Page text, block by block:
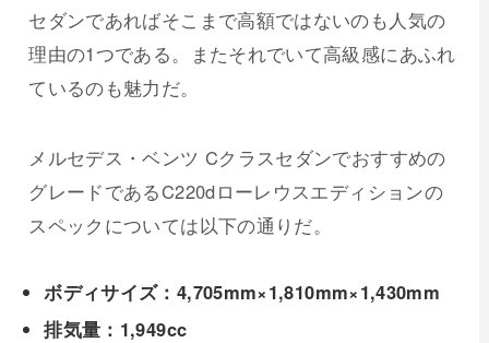
セダンであればそこまで高額ではないのも人気の
理由の1つである。またそれでいて高級感にあふれ
ているのも魅力だ。
メルセデス・ベンツ Cクラスセダンでおすすめの
グレードであるC220dローレウスエディションの
スペックについては以下の通りだ。
ボディサイズ：4,705mm×1,810mm×1,430mm
排気量：1,949cc